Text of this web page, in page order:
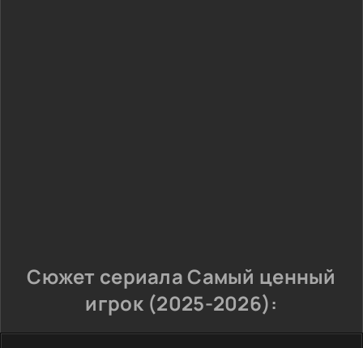
Сюжет сериала Самый ценный
игрок (2025-2026):